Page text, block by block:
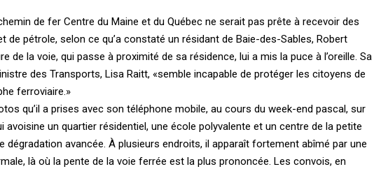
de fer Centre du Maine et du Québec ne serait pas prête à recevoir des
de pétrole, selon ce qu’a constaté un résidant de Baie-des-Sables, Robert
de la voie, qui passe à proximité de sa résidence, lui a mis la puce à l’oreille. Sa
des Transports, Lisa Raitt, «semble incapable de protéger les citoyens de
ferroviaire.»
qu’il a prises avec son téléphone mobile, au cours du week-end pascal, sur
un quartier résidentiel, une école polyvalente et un centre de la petite
dégradation avancée. À plusieurs endroits, il apparaît fortement abîmé par une
là où la pente de la voie ferrée est la plus prononcée. Les convois, en